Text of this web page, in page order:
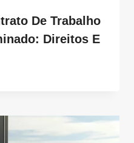
De Trabalho
Direitos E